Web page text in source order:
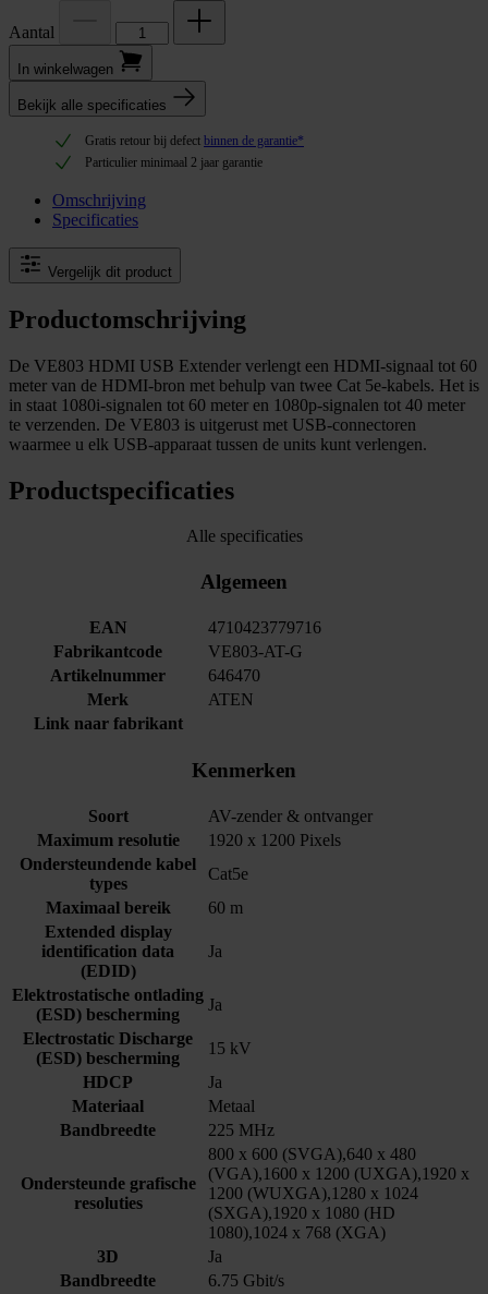
Aantal
In winkel­wagen
Bekijk alle specificaties
Gratis retour bij defect binnen de garantie*
Particulier minimaal 2 jaar garantie
Omschrijving
Specificaties
Vergelijk dit product
Productomschrijving
De VE803 HDMI USB Extender verlengt een HDMI-signaal tot 60
meter van de HDMI-bron met behulp van twee Cat 5e-kabels. Het is
in staat 1080i-signalen tot 60 meter en 1080p-signalen tot 40 meter
te verzenden. De VE803 is uitgerust met USB-connectoren
waarmee u elk USB-apparaat tussen de units kunt verlengen.
Productspecificaties
Alle specificaties
Algemeen
EAN
4710423779716
Fabrikantcode
VE803-AT-G
Artikelnummer
646470
Merk
ATEN
Link naar fabrikant
Kenmerken
Soort
AV-zender & ontvanger
Maximum resolutie
1920 x 1200 Pixels
Ondersteundende kabel
types
Cat5e
Maximaal bereik
60 m
Extended display
identification data
(EDID)
Ja
Elektrostatische ontlading
(ESD) bescherming
Ja
Electrostatic Discharge
(ESD) bescherming
15 kV
HDCP
Ja
Materiaal
Metaal
Bandbreedte
225 MHz
Ondersteunde grafische
resoluties
800 x 600 (SVGA),640 x 480
(VGA),1600 x 1200 (UXGA),1920 x
1200 (WUXGA),1280 x 1024
(SXGA),1920 x 1080 (HD
1080),1024 x 768 (XGA)
3D
Ja
Bandbreedte
6.75 Gbit/s